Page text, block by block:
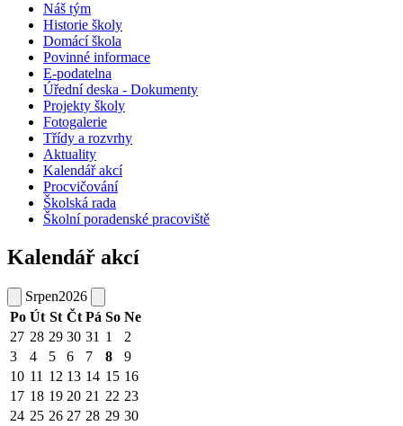
Náš tým
Historie školy
Domácí škola
Povinné informace
E-podatelna
Úřední deska - Dokumenty
Projekty školy
Fotogalerie
Třídy a rozvrhy
Aktuality
Kalendář akcí
Procvičování
Školská rada
Školní poradenské pracoviště
Kalendář akcí
Srpen2026
Po Út St Čt Pá So Ne
27 28 29 30 31 1
2
3
4 5 6 7 8
9
10 11 12 13 14 15 16
17 18 19 20 21 22 23
24 25 26 27 28 29 30